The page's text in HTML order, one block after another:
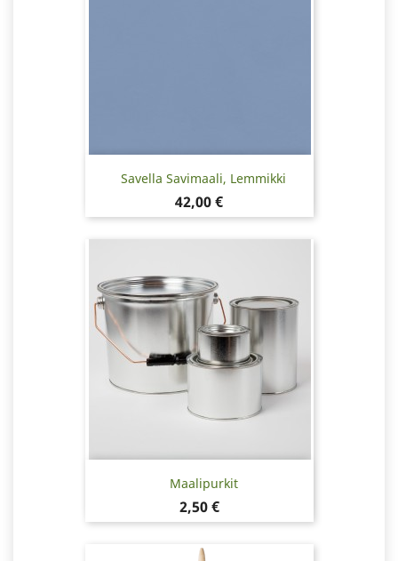
Savella Savimaali, Lemmikki
Hinta
42,00 €
Maalipurkit
Hinta
2,50 €